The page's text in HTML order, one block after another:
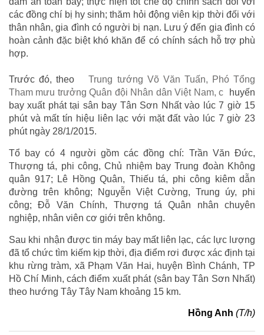
các đồng chí bị hy sinh; thăm hỏi động viên kịp thời đối với
thân nhân, gia đình có người bị nạn. Lưu ý đến gia đình có
hoàn cảnh đặc biệt khó khăn để có chính sách hỗ trợ phù
hợp.
Trước đó, theo
Trung tướng Võ Văn Tuấn, Phó Tổng
Tham mưu trưởng Quân đội Nhân dân Việt Nam, c
huyến
bay xuất phát tại sân bay Tân Sơn Nhất vào lúc 7 giờ 15
phút và mất tín hiệu liên lạc với mặt đất vào lúc 7 giờ 23
phút ngày 28/1/2015.
Tổ bay có 4 người gồm các đồng chí: Trần Văn Đức,
Thượng tá, phi công, Chủ nhiệm bay Trung đoàn Không
quân 917; Lê Hồng Quân, Thiếu tá, phi công kiêm dẫn
đường trên không; Nguyễn Việt Cường, Trung úy, phi
công; Đỗ Văn Chính, Thượng tá Quân nhân chuyên
nghiệp, nhân viên cơ giới trên không.
Sau khi nhận được tin máy bay mất liên lạc, các lực lượng
đã tổ chức tìm kiếm kịp thời, địa điểm rơi được xác định tại
khu rừng tràm, xã Phạm Văn Hai, huyện Bình Chánh, TP
Hồ Chí Minh, cách điểm xuất phát (sân bay Tân Sơn Nhất)
theo hướng Tây Tây Nam khoảng 15 km.
Hồng Anh (T/h)